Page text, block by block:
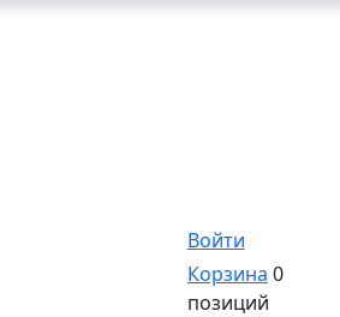
Войти
Корзина 0
позиций